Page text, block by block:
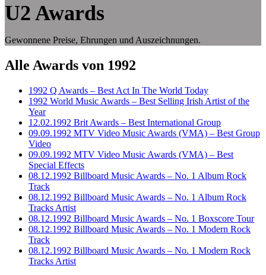
U2 Awards
Gewonnene Preise, Ehrungen und Auszeichnungen.
Alle Awards von 1992
1992 Q Awards – Best Act In The World Today
1992 World Music Awards – Best Selling Irish Artist of the
Year
12.02.1992 Brit Awards – Best International Group
09.09.1992 MTV Video Music Awards (VMA) – Best Group
Video
09.09.1992 MTV Video Music Awards (VMA) – Best
Special Effects
08.12.1992 Billboard Music Awards – No. 1 Album Rock
Track
08.12.1992 Billboard Music Awards – No. 1 Album Rock
Tracks Artist
08.12.1992 Billboard Music Awards – No. 1 Boxscore Tour
08.12.1992 Billboard Music Awards – No. 1 Modern Rock
Track
08.12.1992 Billboard Music Awards – No. 1 Modern Rock
Tracks Artist